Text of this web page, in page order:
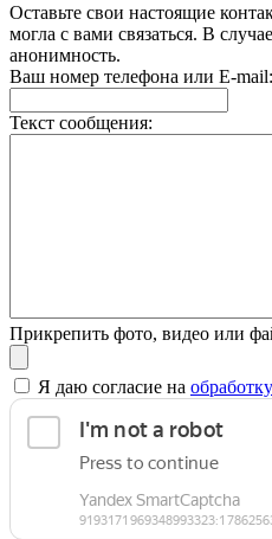
Оставьте свои настоящие
могла с вами связаться. В
анонимность.
Ваш номер телефона или E-mail:
Текст сообщения:
Прикрепить фото, видео или
Я даю согласие на